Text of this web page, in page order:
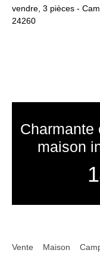
Charmante
maison
Vente Maison